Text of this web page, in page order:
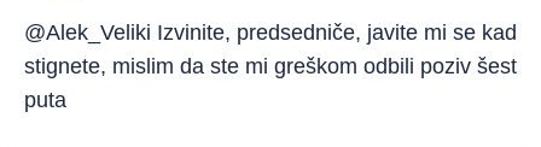
@Alek_Veliki Izvinite, predsedniče, javite mi se kad
stignete, mislim da ste mi greškom odbili poziv šest
puta